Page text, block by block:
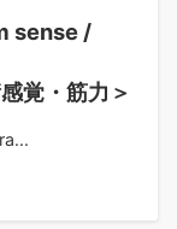
sense /
覚・筋力＞